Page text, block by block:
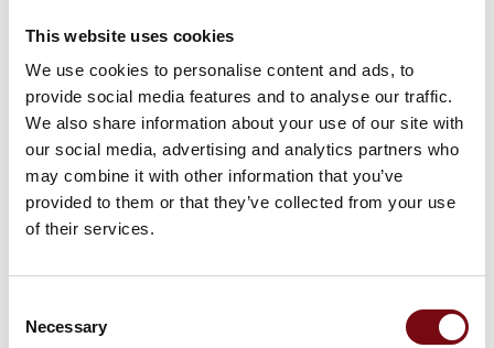
This website uses cookies
We use cookies to personalise content and ads, to
provide social media features and to analyse our traffic.
We also share information about your use of our site with
our social media, advertising and analytics partners who
may combine it with other information that you’ve
provided to them or that they’ve collected from your use
of their services.
Selection
Necessary
5 gode grunde
Se fem gode grunde til, hvorfor din virksomhed
skal være en del af HI Tech & Industry
Scandinavia.
Se dem her